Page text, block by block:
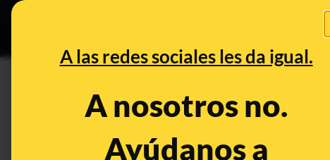
A las redes sociales les da igual.
A nosotros no.
Ayúdanos a